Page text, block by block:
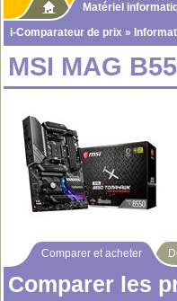
Matériel
i-Comparateur de prix »
MSI MAG
Comparer et acheter
Comparer les